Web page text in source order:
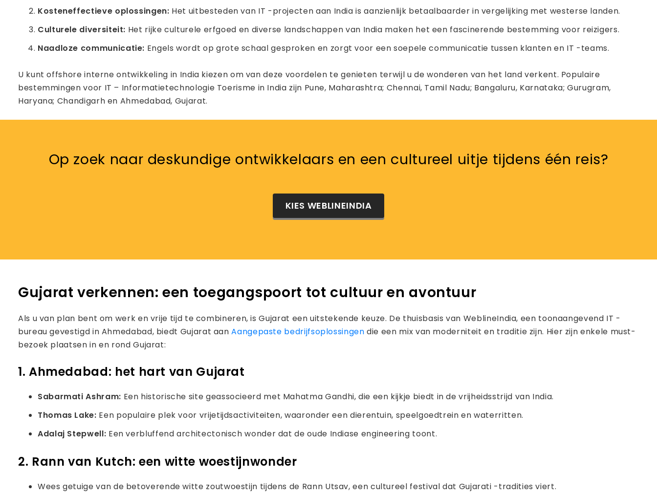
Kosteneffectieve oplossingen: Het uitbesteden van IT -projecten aan India is aanzienlijk betaalbaarder in vergelijking met westerse landen.
Culturele diversiteit: Het rijke culturele erfgoed en diverse landschappen van India maken het een fascinerende bestemming voor reizigers.
Naadloze communicatie: Engels wordt op grote schaal gesproken en zorgt voor een soepele communicatie tussen klanten en IT -teams.
U kunt offshore interne ontwikkeling in India kiezen om van deze voordelen te genieten terwijl u de wonderen van het land verkent. Populaire
bestemmingen voor IT – Informatietechnologie Toerisme in India zijn Pune, Maharashtra; Chennai, Tamil Nadu; Bangaluru, Karnataka; Gurugram,
Haryana; Chandigarh en Ahmedabad, Gujarat.
Op zoek naar deskundige ontwikkelaars en een cultureel uitje tijdens één reis?
KIES WEBLINEINDIA
Gujarat verkennen: een toegangspoort tot cultuur en avontuur
Als u van plan bent om werk en vrije tijd te combineren, is Gujarat een uitstekende keuze. De thuisbasis van WeblineIndia, een toonaangevend IT -
bureau gevestigd in Ahmedabad, biedt Gujarat aanAangepaste bedrijfsoplossingen die een mix van moderniteit en traditie zijn. Hier zijn enkele must-
bezoek plaatsen in en rond Gujarat:
1. Ahmedabad: het hart van Gujarat
Sabarmati Ashram: Een historische site geassocieerd met Mahatma Gandhi, die een kijkje biedt in de vrijheidsstrijd van India.
Thomas Lake: Een populaire plek voor vrijetijdsactiviteiten, waaronder een dierentuin, speelgoedtrein en waterritten.
Adalaj Stepwell: Een verbluffend architectonisch wonder dat de oude Indiase engineering toont.
2. Rann van Kutch: een witte woestijnwonder
Wees getuige van de betoverende witte zoutwoestijn tijdens de Rann Utsav, een cultureel festival dat Gujarati -tradities viert.